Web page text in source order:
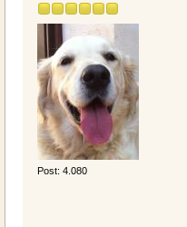
Post: 4.080